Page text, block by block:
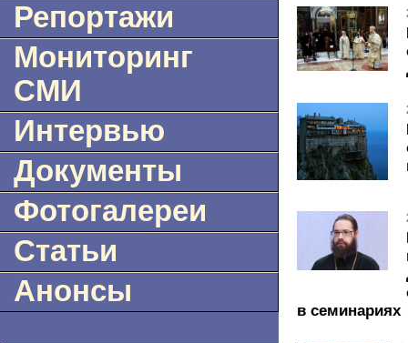
Репортажи
Мониторинг
СМИ
Интервью
Документы
Фотогалереи
Статьи
Анонсы
в семинариях